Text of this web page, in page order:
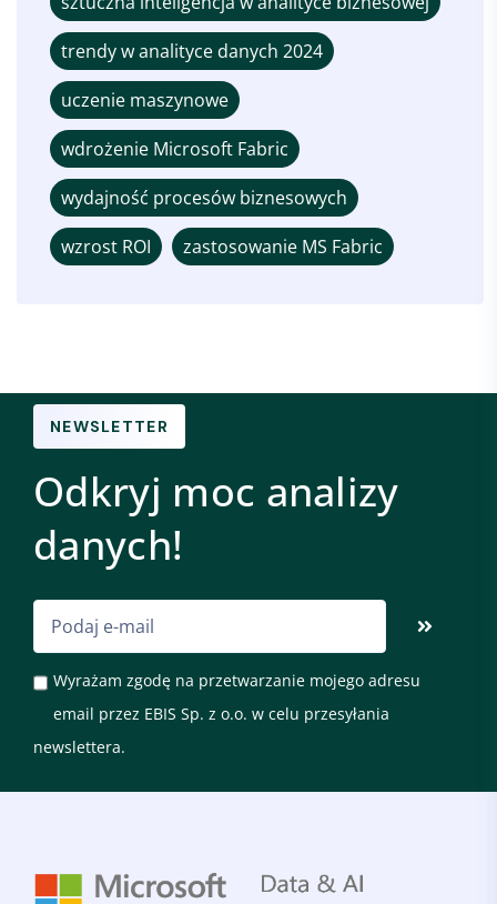
trendy w analityce danych 2024
uczenie maszynowe
wdrożenie Microsoft Fabric
wydajność procesów biznesowych
wzrost ROI
zastosowanie MS Fabric
NEWSLETTER
Odkryj moc analizy
danych!
Wyrażam zgodę na przetwarzanie mojego adresu
email przez EBIS Sp. z o.o. w celu przesyłania
newslettera.